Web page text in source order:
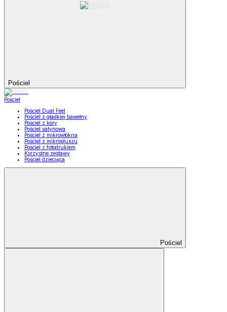
Pościel
Pościel
Pościel Dual Feel
Pościel z gładkiej bawełny
Pościel z kory
Pościel satynowa
Pościel z mikrowłókna
Pościel z mikropluszu
Pościel z fotodrukiem
Korzystne zestawy
Pościel dziecięca
Pościel